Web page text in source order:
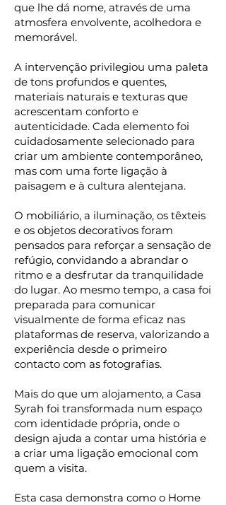
que lhe dá nome, através de uma
atmosfera envolvente, acolhedora e
memorável.
A intervenção privilegiou uma paleta
de tons profundos e quentes,
materiais naturais e texturas que
acrescentam conforto e
autenticidade. Cada elemento foi
cuidadosamente selecionado para
criar um ambiente contemporâneo,
mas com uma forte ligação à
paisagem e à cultura alentejana.
O mobiliário, a iluminação, os têxteis
e os objetos decorativos foram
pensados para reforçar a sensação de
refúgio, convidando a abrandar o
ritmo e a desfrutar da tranquilidade
do lugar. Ao mesmo tempo, a casa foi
preparada para comunicar
visualmente de forma eficaz nas
plataformas de reserva, valorizando a
experiência desde o primeiro
contacto com as fotografias.
Mais do que um alojamento, a Casa
Syrah foi transformada num espaço
com identidade própria, onde o
design ajuda a contar uma história e
a criar uma ligação emocional com
quem a visita.
Esta casa demonstra como o Home